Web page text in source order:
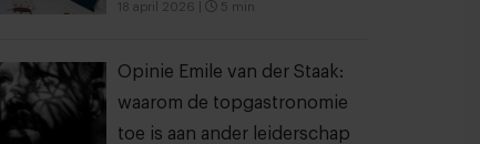
18 april 2026 5 min
Opinie Emile van der Staak:
waarom de topgastronomie
toe is aan ander leiderschap